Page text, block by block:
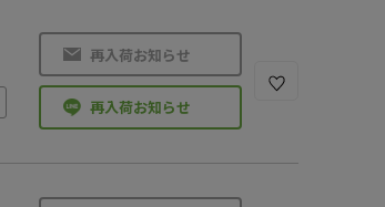
再入荷お知らせ
再入荷お知らせ